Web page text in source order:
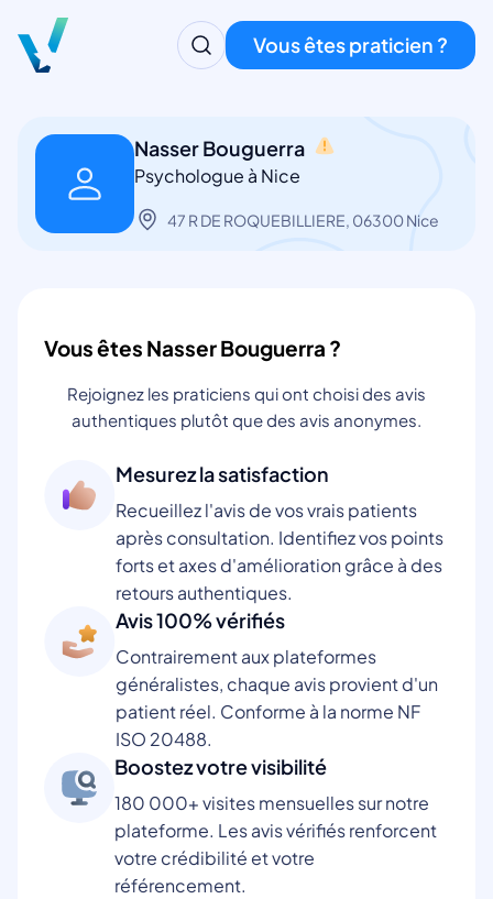
Vous êtes praticien ?
Nasser Bouguerra
Psychologue à Nice
47 R DE ROQUEBILLIERE, 06300 Nice
Vous êtes Nasser Bouguerra ?
Rejoignez les praticiens qui ont choisi des avis
authentiques plutôt que des avis anonymes.
Mesurez la satisfaction
Recueillez l'avis de vos vrais patients
après consultation. Identifiez vos points
forts et axes d'amélioration grâce à des
retours authentiques.
Avis 100% vérifiés
Contrairement aux plateformes
généralistes, chaque avis provient d'un
patient réel. Conforme à la norme NF
ISO 20488.
Boostez votre visibilité
180 000+ visites mensuelles sur notre
plateforme. Les avis vérifiés renforcent
votre crédibilité et votre
référencement.